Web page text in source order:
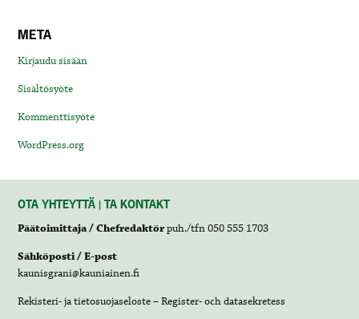
META
Kirjaudu sisään
Sisältösyöte
Kommenttisyöte
WordPress.org
OTA YHTEYTTÄ | TA KONTAKT
Päätoimittaja / Chefredaktörpuh./tfn 050 555 1703
Sähköposti / E-post
kaunisgrani@kauniainen.fi
Rekisteri- ja tietosuojaseloste – Register- och datasekretess